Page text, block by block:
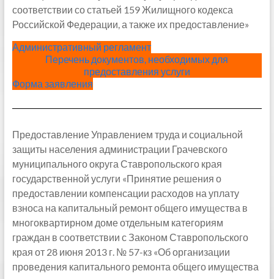
соответствии со статьей 159 Жилищного кодекса
Российской Федерации, а также их предоставление»
Административный регламент
Перечень документов, необходимых для
предоставления услуги
Форма заявления
Предоставление Управлением труда и социальной
защиты населения администрации Грачевского
муниципального округа Ставропольского края
государственной услуги «Принятие решения о
предоставлении компенсации расходов на уплату
взноса на капитальный ремонт общего имущества в
многоквартирном доме отдельным категориям
граждан в соответствии с Законом Ставропольского
края от 28 июня 2013 г. № 57-кз «Об организации
проведения капитального ремонта общего имущества